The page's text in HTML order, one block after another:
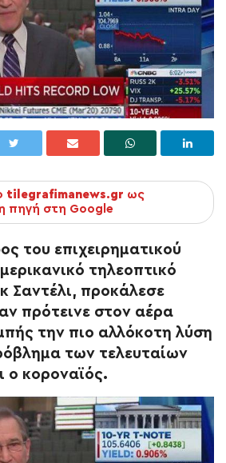
tilegrafimanews.gr ως
πηγή στη Google
του επιχειρηματικού
τηλεοπτικό
Σαντέλι, προκάλεσε
πρότεινε στον αέρα
την πιο αλλόκοτη λύση
των τελευταίων
ο κοροναϊός.